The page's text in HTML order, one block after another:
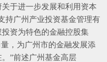
于进一步发展和利用资本
持广州产业投资基金管理有
资为特色的金融控股集
，为广州市的金融发展添
。”前述广州基金高层